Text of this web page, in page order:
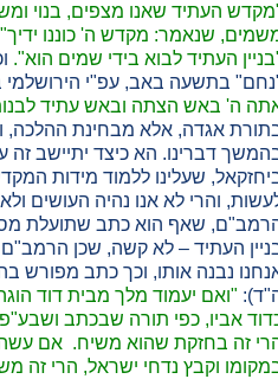
העתיד שאנו מצפים, בנוי
שנאמר: מקדש ה' כוננו
העתיד לבוא בידי שמים הוא".
בתשעה באב, עפ"י הירושלמי
ה' באש הצתה ובאש עתיד
אגדה, אלא מבחינת ההלכה,
דברינו. הא כיצד יתיישב
שעלינו ללמוד מידות
והרי לא אנו נהיה העושים
שאף הוא כתב שתועלת
העתיד – לא קשה, שכן הרמב"ם
נבנה אותו, וכך כתב מפורש
"ואם יעמוד מלך מבית דוד
אביו, כפי תורה שבכתב ושבע"פ
זה בחזקת שהוא משיח. אם
וקבץ נדחי ישראל, הרי זה